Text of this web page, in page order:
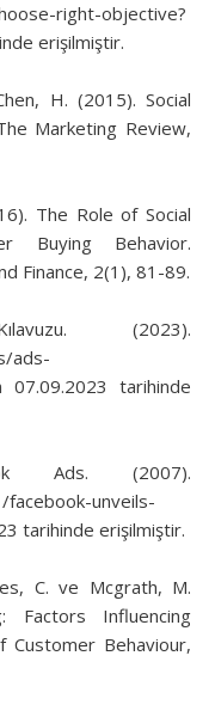
right-objective?
erişilmiştir.
H. (2015). Social
Marketing Review,
The Role of Social
Buying Behavior.
Finance, 2(1), 81-89.
(2023).
ads-
07.09.2023 tarihinde
Ads. (2007).
unveils-
tarihinde erişilmiştir.
C. ve Mcgrath, M.
Factors Influencing
Customer Behaviour,